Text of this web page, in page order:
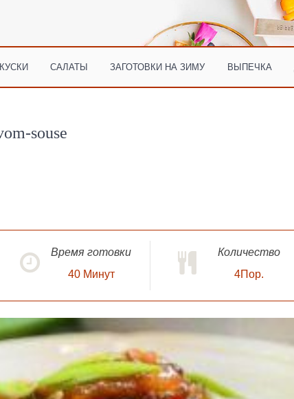
САЛАТЫ ЗАГОТОВКИ НА ЗИМУ ВЫПЕЧКА
souse
Время готовки
40 Минут
Количество
4Пор.